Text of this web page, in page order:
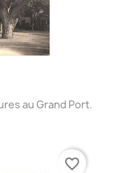
au Grand Port.
favorite_border